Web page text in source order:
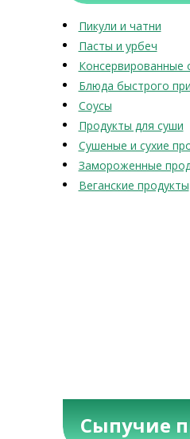
Пикули и чатни
Пасты и урбеч
Блюда быстрого
Соусы
Продукты для суши
Сушеные и сухие
Замороженные
Веганские продукты
Сыпучие